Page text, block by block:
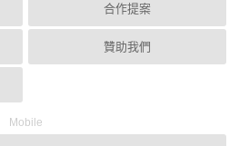
合作提案
贊助我們
Mobile